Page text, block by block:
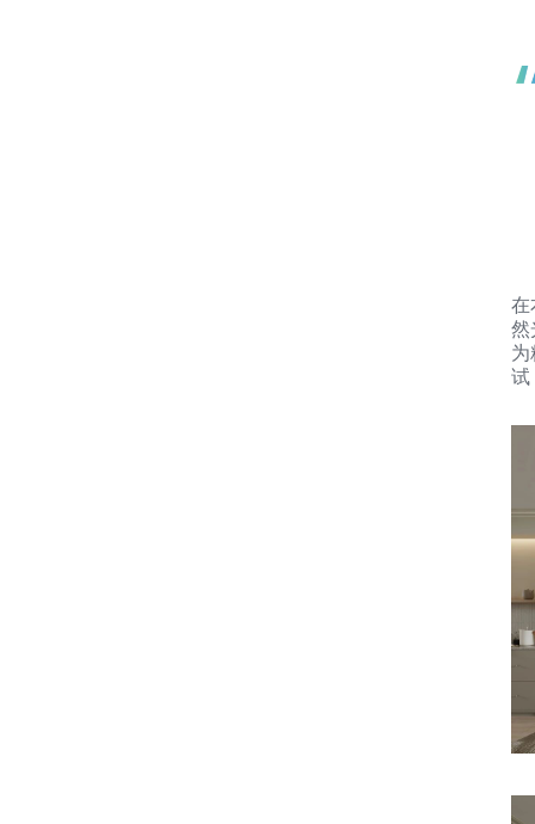
在
然
为
试